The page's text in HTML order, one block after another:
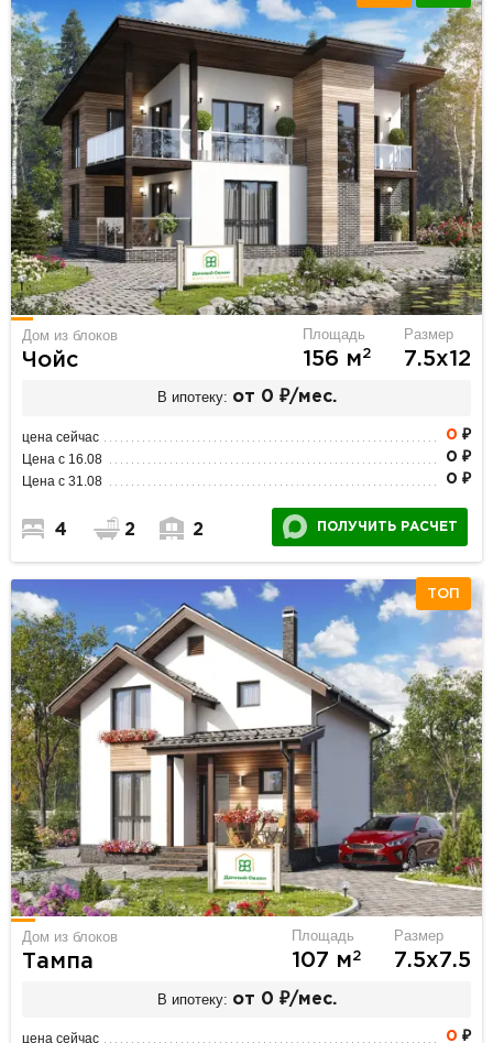
Дом из блоков
Чойс
Площадь
156 м2
Размер
7.5х12
В ипотеку: от 0 ₽/мес.
цена сейчас 0 ₽
Цена с 16.08 0 ₽
Цена с 31.08 0 ₽
4 2 2 ПОЛУЧИТЬ РАСЧЕТ
ТОП
Дом из блоков
Тампа
Площадь
107 м2
Размер
7.5х7.5
В ипотеку: от 0 ₽/мес.
цена сейчас 0 ₽